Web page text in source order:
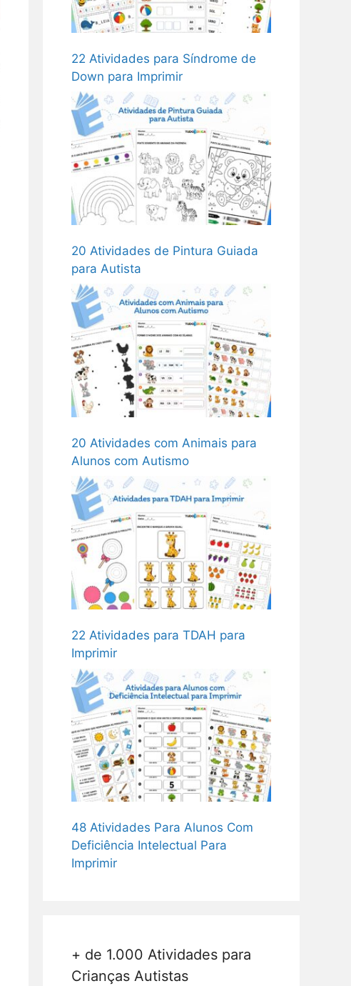
22 Atividades para Síndrome de
Down para Imprimir
20 Atividades de Pintura Guiada
para Autista
20 Atividades com Animais para
Alunos com Autismo
22 Atividades para TDAH para
Imprimir
48 Atividades Para Alunos Com
Deficiência Intelectual Para
Imprimir
+ de 1.000 Atividades para
Crianças Autistas